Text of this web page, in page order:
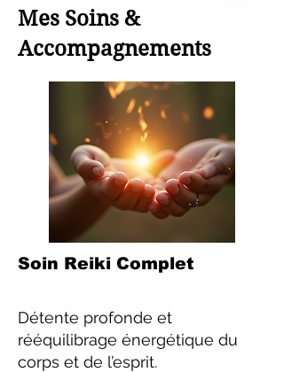
Mes Soins &
Accompagnements
Soin Reiki Complet
Détente profonde et
rééquilibrage énergétique du
corps et de l’esprit.